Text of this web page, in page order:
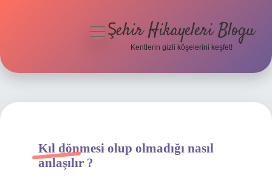
Hakkımızda
menüyüŞehir Hikayeleri Blogu
Kentlerin gizli köşelerini keşfet!
Kıl dönmesi olup olmadığı nasıl
anlaşılır ?